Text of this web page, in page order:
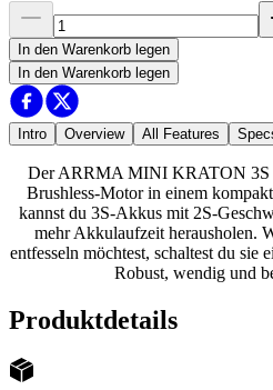
In den Warenkorb legen
In den Warenkorb legen
Intro Overview All Features
Der ARRMA MINI KRATON
Brushless-Motor in einem
kannst du 3S-Akkus mit 2S-
mehr Akkulaufzeit herausholen.
entfesseln möchtest, schaltest du
Robust, wendig und
Produktdetails